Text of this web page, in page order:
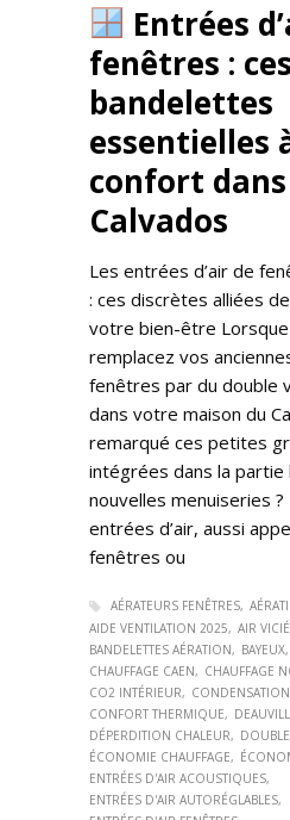
Entrées
fenêtres :
bandelettes
essentielles
confort
Calvados
Les entrées d’air de
: ces discrètes alliées de
votre bien-être
remplacez vos
fenêtres par du double
dans votre maison du
remarqué ces petites
intégrées dans la partie
nouvelles menuiseries ?
entrées d’air, aussi
fenêtres ou
AÉRATEURS FENÊTRES
AIDE VENTILATION 2025
AIR VICIÉ
BANDELETTES AÉRATION
BAYEUX
CHAUFFAGE CAEN
CHAUFFAGE
CO2 INTÉRIEUR
CONFORT THERMIQUE
DÉPERDITION CHALEUR
ÉCONOMIE CHAUFFAGE
ENTRÉES D'AIR ACOUSTIQUES
ENTRÉES D'AIR AUTORÉGLABLES